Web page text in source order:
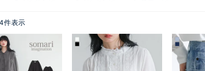
4件表示